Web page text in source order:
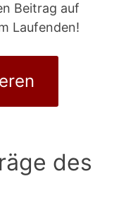
Beitrag auf
Laufenden!
des